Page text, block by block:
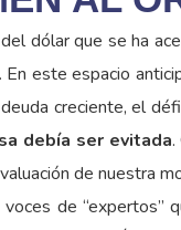
dólar que se ha
este espacio
creciente, el
debía ser evitada.
de nuestra
de